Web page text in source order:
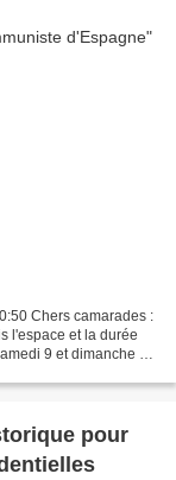
Chers camarades :
l'espace et la durée
9 et dimanche 10
pour